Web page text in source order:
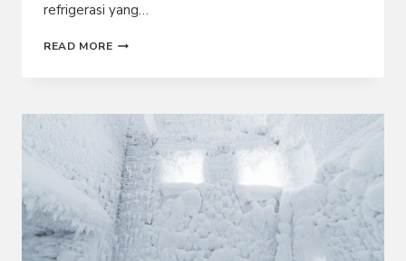
refrigerasi yang…
READ MORESISTEM
DAN
CARA
KULKAS
MENDINGINKAN